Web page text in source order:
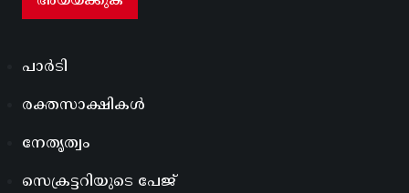
പാർടി
രക്തസാക്ഷികൾ
നേതൃത്വം
സെക്രട്ടറിയുടെ പേജ്